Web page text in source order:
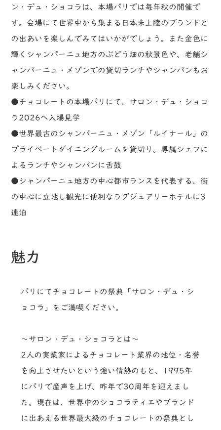
ン・デュ・ショコラは、本場パリでは毎年秋の開催で
す。会場にて世界中から集まる日本未上陸のブランドと
の出あいを楽しんでみてはいかがでしょう。また金色に
輝くシャンパーニュ地方のぶどう畑の秋景色や、老舗シ
ャンパーニュ・メゾンでの貸切ランチやシャンパンもお
楽しみください。
●チョコレートの本場パリにて、サロン・デュ・ショコ
ラ2026へ入場見学
●世界最古のシャンパーニュ・メゾン「ルイナール」の
プライベートダイニングルームを貸切り。専属シェフに
よるランチやシャンパンに舌鼓
●シャンパーニュ地方の中心都市ランスを代表する、街
の中心に立地し観光に便利なラグジュアリーホテルに3
連泊
魅力
パリにてチョコレートの祭典「サロン・デュ・シ
ョコラ」をご満喫ください。
～サロン・デュ・ショコラとは～
2人の実業家によるチョコレート業界の地位・名誉
を向上させたいという強い情熱のもと、1995年
にパリで産声を上げ、昨年で30周年を迎えまし
た。現在は、世界中のショコラティエやブランド
に出あえる世界最大級のチョコレートの祭典とし